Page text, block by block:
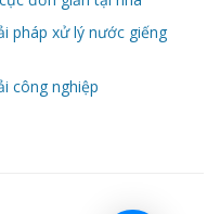
pháp xử lý nước giếng
công nghiệp